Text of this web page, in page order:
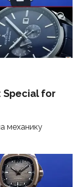
Special for
механику